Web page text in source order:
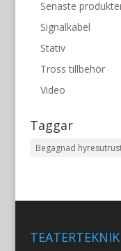
Senaste
Signalkabel
Stativ
Tross tillbehör
Video
Taggar
Begagnad